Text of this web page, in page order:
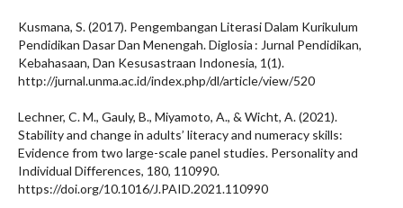
Kusmana, S. (2017). Pengembangan Literasi Dalam Kurikulum
Pendidikan Dasar Dan Menengah. Diglosia : Jurnal Pendidikan,
Kebahasaan, Dan Kesusastraan Indonesia, 1(1).
http://jurnal.unma.ac.id/index.php/dl/article/view/520
Lechner, C. M., Gauly, B., Miyamoto, A., & Wicht, A. (2021).
Stability and change in adults’ literacy and numeracy skills:
Evidence from two large-scale panel studies. Personality and
Individual Differences, 180, 110990.
https://doi.org/10.1016/J.PAID.2021.110990